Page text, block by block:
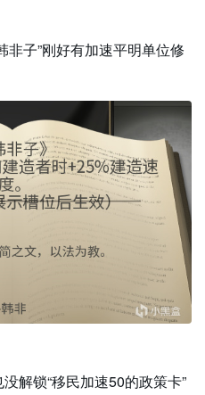
非子”刚好有加速平明单位修
解锁“移民加速50的政策卡”